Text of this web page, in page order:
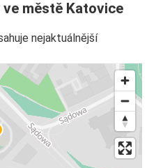
městě Katovice
nejaktuálnější